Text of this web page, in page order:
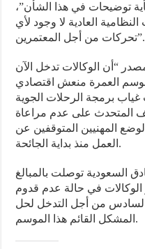
توضيحات في هذا الشأن”،
العادية لا وجود لأي
تحركات من أجل المعتمرين”.
“أن الوكالات تدخل الآن
موسم العمرة منعش اقتصادي
برمجة الرحلات الجوية
المتحدث على عدم مراعاة
المهنيين المتوقفين عن
العمل منذ بداية الجائحة.
السعودية توصلت بالمبالغ
الوكالات في حالة عدم قدوم
السادس من أجل التدخل لحل
المشكل القائم هذا الموسم.